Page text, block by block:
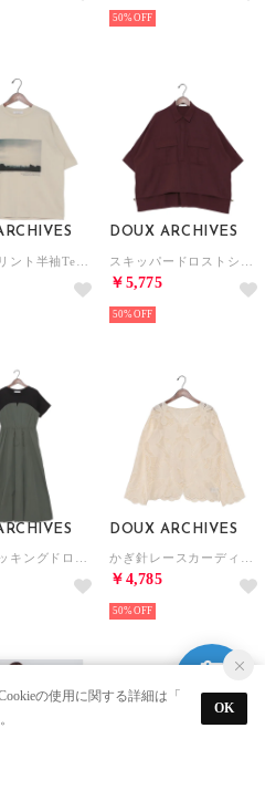
50%
DOUX ARCHIVES
￥5,775
50%
DOUX ARCHIVES
￥4,785
50%
の使用に関する詳細は「
OK